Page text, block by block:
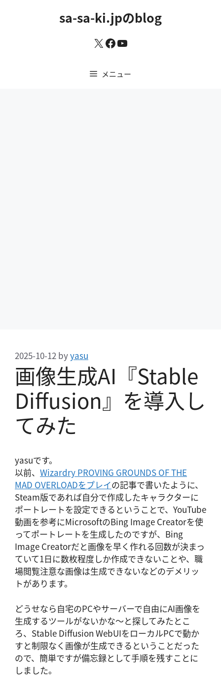
sa-sa-ki.jpのblog
X Facebook
YouTube
メニュー
画像生成AI『Stable
Diffusion』を導入し
てみた
2025-10-12 byyasu
yasuです。
以前、 Wizardry PROVING GROUNDS OF THE
MAD OVERLOADをプレイの記事で書いたように、
Steam版であれば自分で作成したキャラクターに
ポートレートを設定できるということで、YouTube
動画を参考にMicrosoftのBing Image Creatorを使
ってポートレートを生成したのですが、Bing
Image Creatorだと画像を早く作れる回数が決まっ
ていて1日に数枚程度しか作成できないことや、職
場閲覧注意な画像は生成できないなどのデメリッ
トがあります。
どうせなら自宅のPCやサーバーで自由にAI画像を
生成するツールがないかな～と探してみたとこ
ろ、Stable Diffusion WebUIをローカルPCで動か
すと制限なく画像が生成できるということだった
ので、簡単ですが備忘録として手順を残すことに
しました。